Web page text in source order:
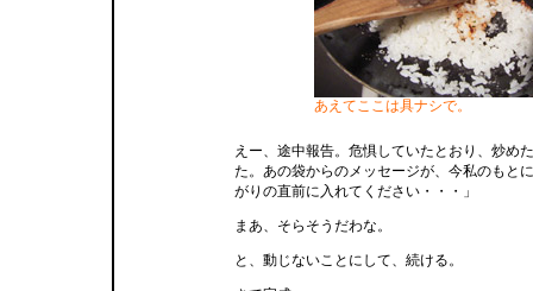
あえてここは具ナシで。
えー、途中報告。危惧していたとおり、炒め
た。あの袋からのメッセージが、今私のもと
がりの直前に入れてください・・・」
まあ、そらそうだわな。
と、動じないことにして、続ける。